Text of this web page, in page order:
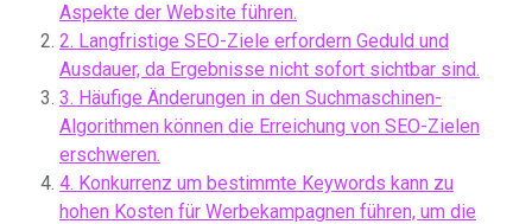
Aspekte der Website führen.
2. Langfristige SEO-Ziele erfordern Geduld und
Ausdauer, da Ergebnisse nicht sofort sichtbar sind.
3. Häufige Änderungen in den Suchmaschinen-
Algorithmen können die Erreichung von SEO-Zielen
erschweren.
4. Konkurrenz um bestimmte Keywords kann zu
hohen Kosten für Werbekampagnen führen, um die